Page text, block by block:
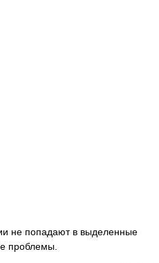
не попадают в выделенные
проблемы.